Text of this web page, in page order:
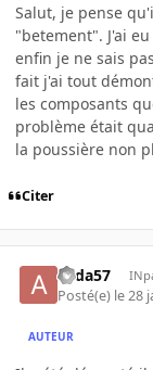
Salut, je pense
"betement". J'ai
enfin je ne sais
fait j'ai tout
les composants
problème était
la poussière non
Citer
alida57
Posté(e) le 28
AUTEUR